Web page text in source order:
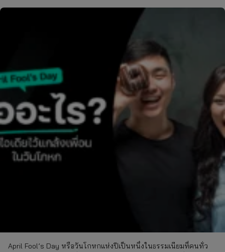
April Fool’s Day หรือวันโกหกแห่งปีเป็นหนึ่งในธรรมเนียมที่คนทั่ว